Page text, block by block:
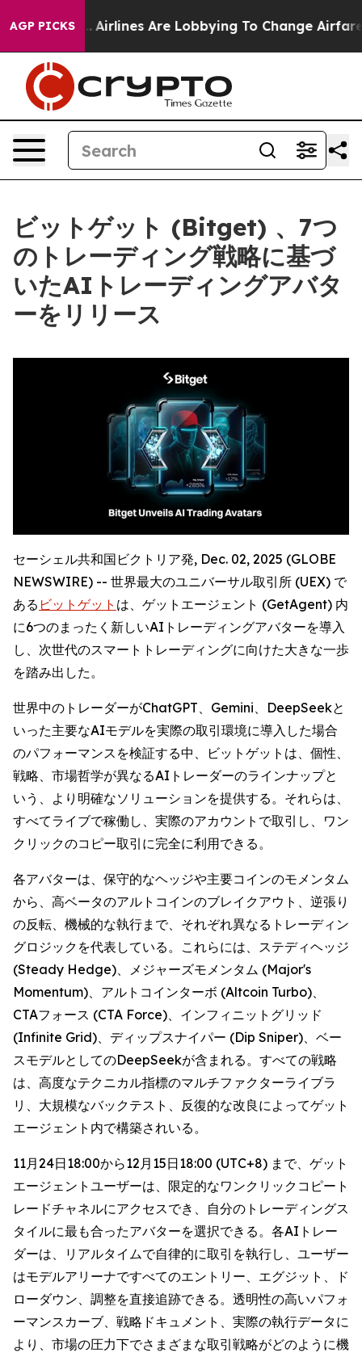
AGP PICKS
York... Airlines Are Lobbying To Change Airfare Font
ビットゲット (Bitget) 、7つ
のトレーディング戦略に基づ
いたAIトレーディングアバタ
ーをリリース
セーシェル共和国ビクトリア発, Dec. 02, 2025 (GLOBE
NEWSWIRE) -- 世界最大のユニバーサル取引所 (UEX) で
ある ビットゲット は、ゲットエージェント (GetAgent) 内
に6つのまったく新しいAIトレーディングアバターを導入
し、次世代のスマートトレーディングに向けた大きな一歩
を踏み出した。
世界中のトレーダーがChatGPT、Gemini、DeepSeekと
いった主要なAIモデルを実際の取引環境に導入した場合
のパフォーマンスを検証する中、ビットゲットは、個性、
戦略、市場哲学が異なるAIトレーダーのラインナップと
いう、より明確なソリューションを提供する。それらは、
すべてライブで稼働し、実際のアカウントで取引し、ワン
クリックのコピー取引に完全に利用できる。
各アバターは、保守的なヘッジや主要コインのモメンタム
から、高ベータのアルトコインのブレイクアウト、逆張り
の反転、機械的な執行まで、それぞれ異なるトレーディン
グロジックを代表している。これらには、ステディヘッジ
(Steady Hedge)、メジャーズモメンタム (Major's
Momentum)、アルトコインターボ (Altcoin Turbo)、
CTAフォース (CTA Force)、インフィニットグリッド
(Infinite Grid)、ディップスナイパー (Dip Sniper)、ベー
スモデルとしてのDeepSeekが含まれる。すべての戦略
は、高度なテクニカル指標のマルチファクターライブラ
リ、大規模なバックテスト、反復的な改良によってゲット
エージェント内で構築されいる。
11月24日18:00から12月15日18:00 (UTC+8) まで、ゲット
エージェントユーザーは、限定的なワンクリックコピート
レードチャネルにアクセスでき、自分のトレーディングス
タイルに最も合ったアバターを選択できる。各AIトレー
ダーは、リアルタイムで自律的に取引を執行し、ユーザー
はモデルアリーナですべてのエントリー、エグジット、ド
ローダウン、調整を直接追跡できる。透明性の高いパフォ
ーマンスカーブ、戦略ドキュメント、実際の執行データに
より、市場の圧力下でさまざまな取引戦略がどのように機